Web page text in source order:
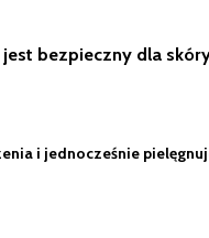
bezpieczny dla
i jednocześnie